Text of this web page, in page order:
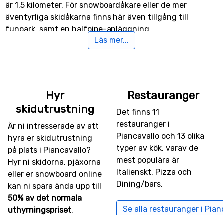
är 1.5 kilometer. För snowboardåkare eller de mer
äventyrliga skidåkarna finns här även tillgång till
funpark, samt en halfpipe-anläggning.
längdskidåkning då det finns 15 kilometer spår för
längskidåkning.
Flygplatser nära Piancavallo
Vill man flyga till Piancavallo så ligger flygplatsen
Treviso Airport
närmast, på ett avstånd av 56 kilometer
från skidorten. Andra alternativa flygplatser som är
möjliga att flyga till är
Marco Polo, Venedig (69
kilometers avstånd), samt
från skidorten).
Läs mer...
Hyr
skidutrustning
Är ni intresserade av att
hyra er skidutrustning
på plats i Piancavallo?
Hyr ni skidorna, pjäxorna
eller er snowboard online
kan ni spara ända upp till
50% av det normala
uthyrningspriset.
Restauranger
Det finns 11
restauranger i
Piancavallo och 13 olika
typer av kök, varav de
mest populära är
Italienskt, Pizza och
Dining/bars.
Se alla restauranger i